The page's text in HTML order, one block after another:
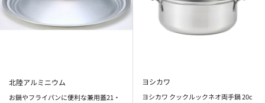
北陸アルミニウム
お鍋やフライパンに便利な兼用蓋21・
ヨシカワ
ヨシカワ クックルックネオ両手鍋 20c